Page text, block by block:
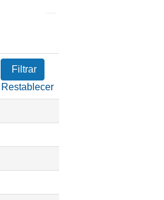
Restablecer